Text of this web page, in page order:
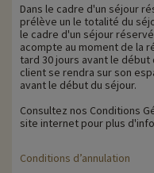
Dans le cadre d'un séjour
prélève un le totalité du
le cadre d'un séjour
acompte au moment de la
tard 30 jours avant le
client se rendra sur son
avant le début du séjour.
Consultez nos Conditions
site internet pour plus
Conditions d’annulation